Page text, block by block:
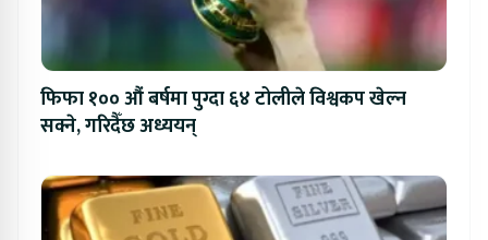
फिफा १०० औं बर्षमा पुग्दा ६४ टोलीले विश्वकप खेल्न
सक्ने, गरिदैँछ अध्ययन्